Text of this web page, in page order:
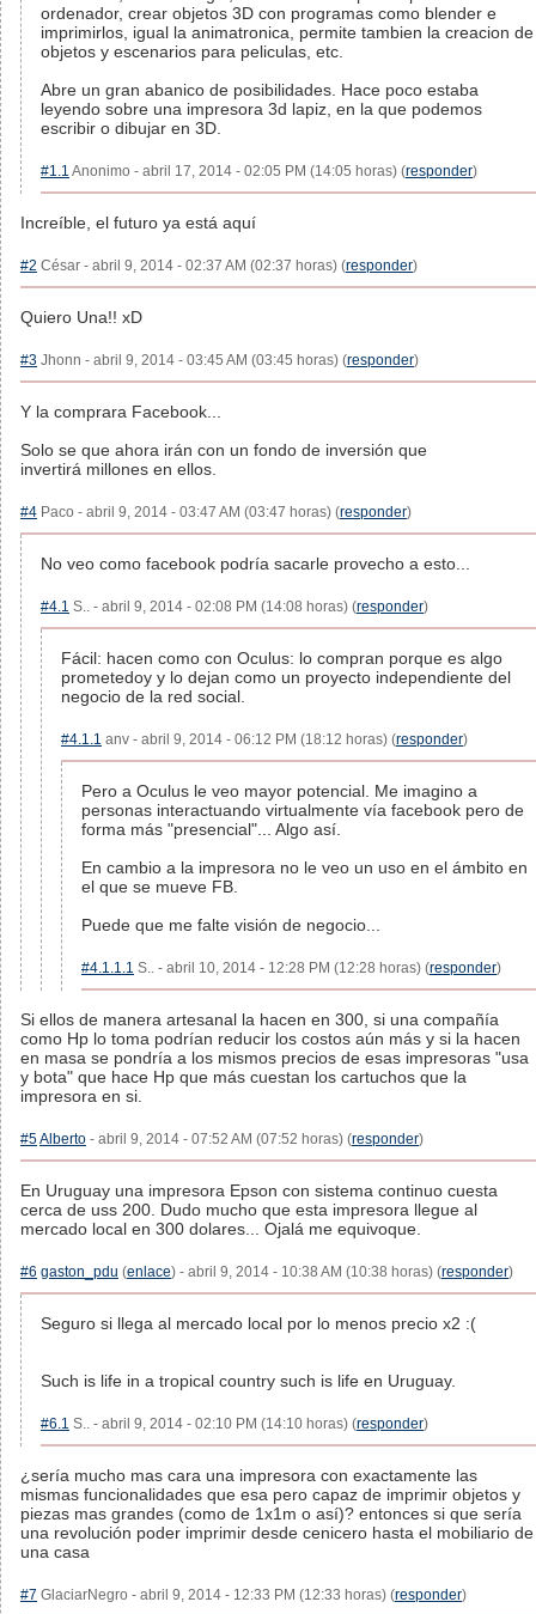
ordenador, crear objetos 3D con programas como blender e
imprimirlos, igual la animatronica, permite tambien la creacion de
objetos y escenarios para peliculas, etc.
Abre un gran abanico de posibilidades. Hace poco estaba
leyendo sobre una impresora 3d lapiz, en la que podemos
escribir o dibujar en 3D.
#1.1 Anonimo - abril 17, 2014 - 02:05 PM (14:05 horas) (responder)
Increíble, el futuro ya está aquí
#2 César - abril 9, 2014 - 02:37 AM (02:37 horas) (responder)
Quiero Una!! xD
#3 Jhonn - abril 9, 2014 - 03:45 AM (03:45 horas) (responder)
Y la comprara Facebook...
Solo se que ahora irán con un fondo de inversión que
invertirá millones en ellos.
#4 Paco - abril 9, 2014 - 03:47 AM (03:47 horas) (responder)
No veo como facebook podría sacarle provecho a esto...
#4.1 S.. - abril 9, 2014 - 02:08 PM (14:08 horas) (responder)
Fácil: hacen como con Oculus: lo compran porque es algo
prometedoy y lo dejan como un proyecto independiente del
negocio de la red social.
#4.1.1 anv - abril 9, 2014 - 06:12 PM (18:12 horas) (responder)
Pero a Oculus le veo mayor potencial. Me imagino a
personas interactuando virtualmente vía facebook pero de
forma más "presencial"... Algo así.
En cambio a la impresora no le veo un uso en el ámbito en
el que se mueve FB.
Puede que me falte visión de negocio...
#4.1.1.1 S.. - abril 10, 2014 - 12:28 PM (12:28 horas) (responder)
Si ellos de manera artesanal la hacen en 300, si una compañía
como Hp lo toma podrían reducir los costos aún más y si la hacen
en masa se pondría a los mismos precios de esas impresoras "usa
y bota" que hace Hp que más cuestan los cartuchos que la
impresora en si.
#5Alberto - abril 9, 2014 - 07:52 AM (07:52 horas) (responder)
En Uruguay una impresora Epson con sistema continuo cuesta
cerca de uss 200. Dudo mucho que esta impresora llegue al
mercado local en 300 dolares... Ojalá me equivoque.
#6 gaston_pdu (enlace) - abril 9, 2014 - 10:38 AM (10:38 horas) (responder)
Seguro si llega al mercado local por lo menos precio x2 :(
Such is life in a tropical country such is life en Uruguay.
#6.1 S.. - abril 9, 2014 - 02:10 PM (14:10 horas) (responder)
¿sería mucho mas cara una impresora con exactamente las
mismas funcionalidades que esa pero capaz de imprimir objetos y
piezas mas grandes (como de 1x1m o así)? entonces si que sería
una revolución poder imprimir desde cenicero hasta el mobiliario de
una casa
#7 GlaciarNegro - abril 9, 2014 - 12:33 PM (12:33 horas) (responder)